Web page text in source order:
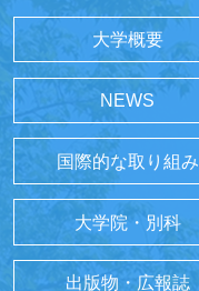
大学概要
NEWS
国際的な取り組み
大学院・別科
出版物・広報誌